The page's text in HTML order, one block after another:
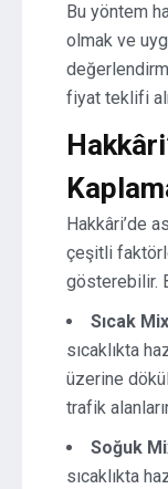
Bu yöntem
olmak ve
fiyat teklifi
Hakkâri’de
çeşitli
gösterebilir.
Sıcak
sıcaklıkta
üzerine
trafik
Soğuk
sıcaklıkta